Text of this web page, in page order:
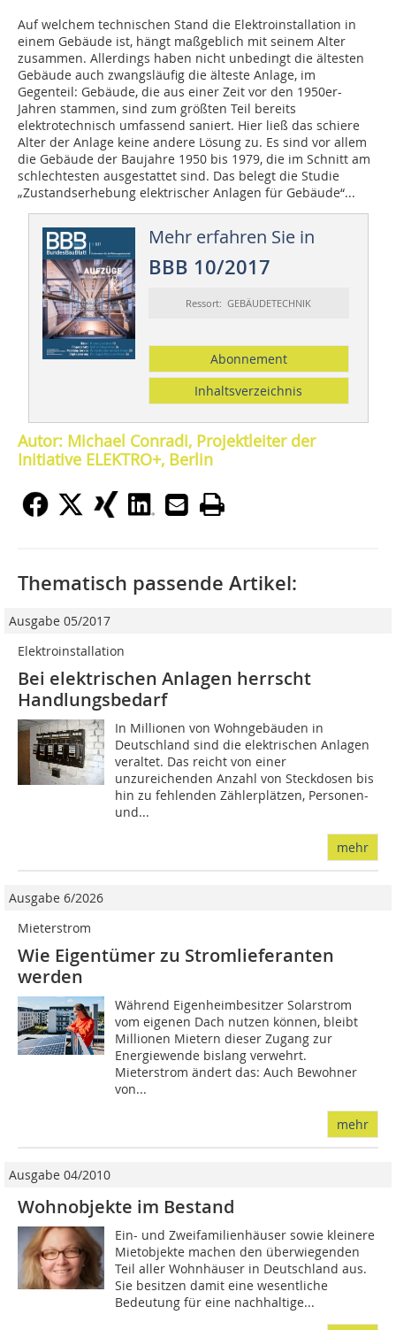
Auf welchem technischen Stand die Elek­troinstallation in
einem Gebäude ist, hängt maßgeblich mit seinem Alter
zusammen. Allerdings haben nicht unbedingt die ältesten
Gebäude auch zwangsläufig die älteste Anlage, im
Gegenteil: Gebäude, die aus einer Zeit vor den 1950er-
Jahren stammen, sind zum größten Teil bereits
elektrotechnisch umfassend saniert. Hier ließ das schiere
Alter der Anlage keine andere Lösung zu. Es sind vor allem
die Gebäude der Baujahre 1950 bis 1979, die im Schnitt am
schlechtesten ausgestattet sind. Das belegt die Studie
„Zustandserhebung elektrischer Anlagen für Gebäude“...
Mehr erfahren Sie in
BBB 10/2017
Ressort: GEBÄUDETECHNIK
Abonnement
Inhaltsverzeichnis
Autor: Michael Conradi, Projektleiter der
Initiative ELEKTRO+, Berlin
Thematisch passende Artikel:
Ausgabe 05/2017
Elektroinstallation
Bei elektrischen Anlagen herrscht
Handlungsbedarf
In Millionen von Wohngebäuden in
Deutschland sind die elektrischen Anlagen
veraltet. Das reicht von einer
unzureichenden Anzahl von Steckdosen bis
hin zu fehlenden Zählerplätzen, Personen-
und...
mehr
Ausgabe 6/2026
Mieterstrom
Wie Eigentümer zu Stromlieferanten
werden
Während Eigenheimbesitzer Solarstrom
vom eigenen Dach nutzen können, bleibt
Millionen Mietern dieser Zugang zur
Energiewende bislang verwehrt.
Mieterstrom ändert das: Auch Bewohner
von...
mehr
Ausgabe 04/2010
Wohnobjekte im Bestand
Ein- und Zweifamilienhäuser sowie kleinere
Mietobjekte machen den überwiegenden
Teil aller Wohnhäuser in Deutschland aus.
Sie besitzen damit eine wesentliche
Bedeutung für eine nachhaltige...